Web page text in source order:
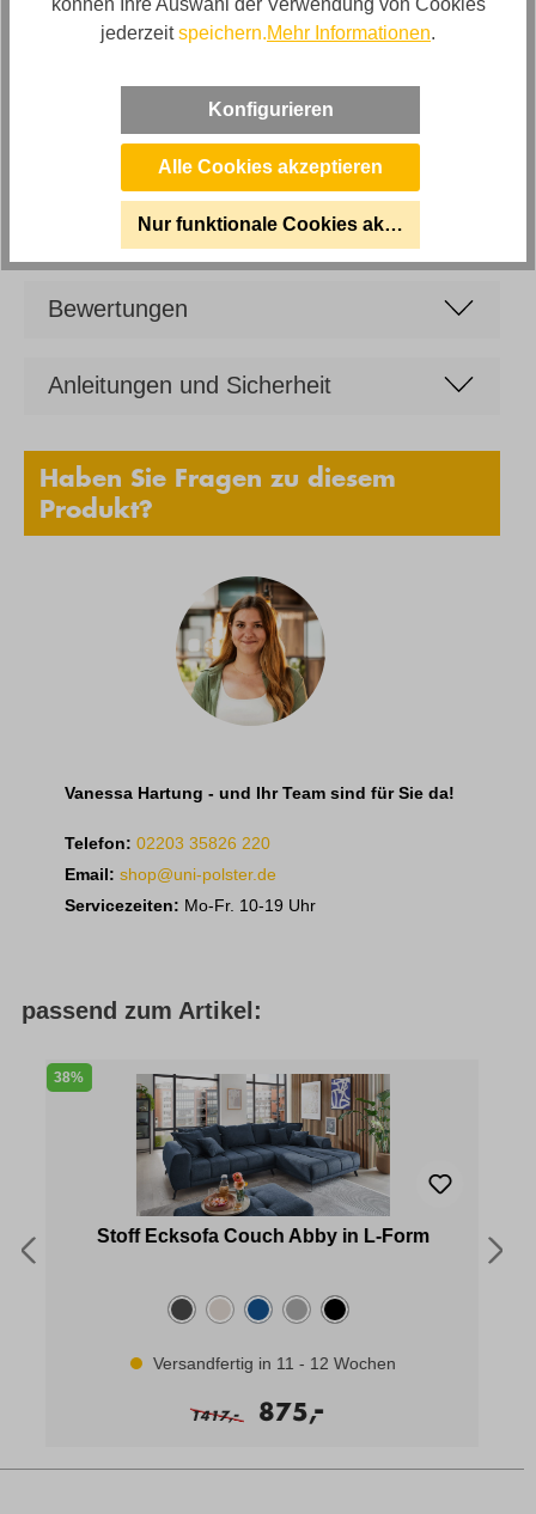
Artikelabmessungen
Bewertungen
Anleitungen und Sicherheit
Haben Sie Fragen zu diesem
Produkt?
Vanessa Hartung - und Ihr Team sind für Sie da!
Telefon: 02203 35826 220
Email: shop@uni-polster.de
Servicezeiten: Mo-Fr. 10-19 Uhr
passend zum Artikel:
38%
Stoff Ecksofa Couch Abby in L-Form
Versandfertig in 11 - 12 Wochen
1417,
- 875,
-
können Ihre Auswahl der Verwendung von Cookies
jederzeitspeichern.Mehr Informationen.
Konfigurieren
Alle Cookies akzeptieren
Nur funktionale Cookies akzeptieren